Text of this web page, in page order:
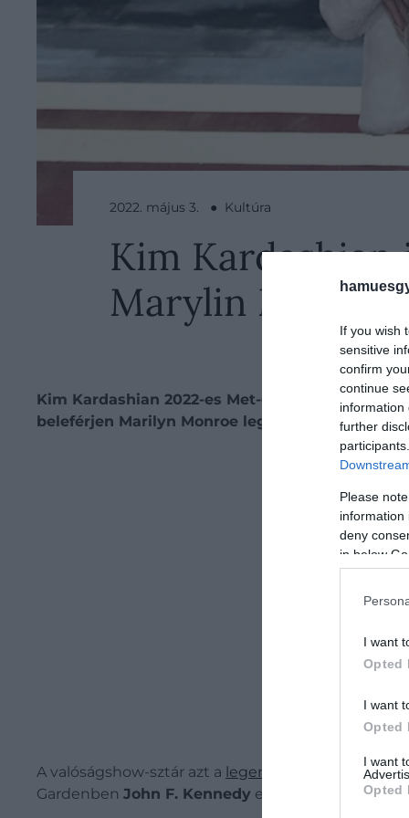
If you wish
sensitive
confirm
continue
information
further
Please
information
deny
in below
I want
Opted
I want
Opted
I want
Opted
2022. május 3. ● Kultúra
Kim
Marylin Monroe
Kim Kardashian 2022-es Met-gála
beleférjen Marilyn Monroe legikonikusabb
A valóságshow-sztár azt a legendás ruhát viselte,
Gardenben John F. Kennedy elnöknek előadta a